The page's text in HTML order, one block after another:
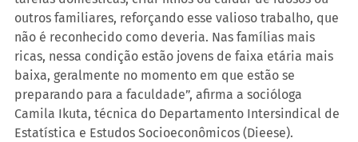
outros familiares, reforçando esse valioso trabalho, que
não é reconhecido como deveria. Nas famílias mais
ricas, nessa condição estão jovens de faixa etária mais
baixa, geralmente no momento em que estão se
preparando para a faculdade”, afirma a socióloga
Camila Ikuta, técnica do Departamento Intersindical de
Estatística e Estudos Socioeconômicos (Dieese).